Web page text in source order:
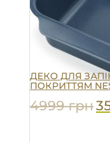
ДЕКО ДЛЯ
ПОКРИТТЯМ
4999грн